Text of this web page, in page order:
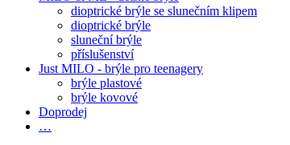
dioptrické brýle se slunečním klipem
dioptrické brýle
sluneční brýle
příslušenství
Just MILO - brýle pro teenagery
brýle plastové
brýle kovové
Doprodej
…